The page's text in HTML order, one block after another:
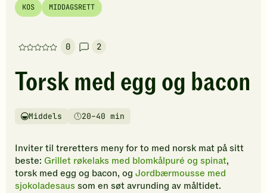
KOS MIDDAGSRETT
0
Denne
har
foreløpig
vurderinger.
den
første
til
å
2
Torsk med egg og bacon
Vanskelighetsgrad
Middels
Tilberedningstid20–40 min
Inviter til treretters meny for to med norsk mat på sitt
beste: Grillet røkelaks med blomkålpuré og spinat,
torsk med egg og bacon, og Jordbærmousse med
sjokoladesaus som en søt avrunding av måltidet.